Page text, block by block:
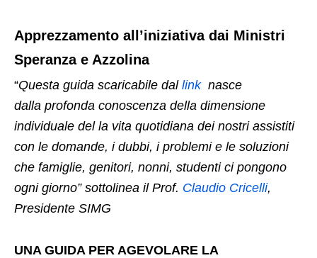
Apprezzamento all’iniziativa dai Ministri
Speranza e Azzolina
“Questa guida scaricabile dal linknasce
dalla profonda conoscenza della dimensione
individuale del la vita quotidiana dei nostri assistiti
con le domande, i dubbi, i problemi e le soluzioni
che famiglie, genitori, nonni, studenti ci pongono
ogni giorno” sottolinea il Prof. Claudio Cricelli,
Presidente SIMG
UNA GUIDA PER AGEVOLARE LA